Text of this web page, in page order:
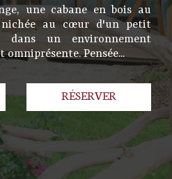
une cabane en bois au
nichée au cœur d'un petit
dans un environnement
Pensée...
RÉSERVER